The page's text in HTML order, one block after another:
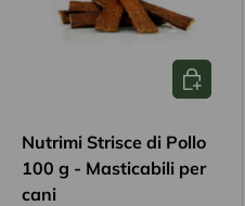
Nutrimi Strisce di Pollo
100 g - Masticabili per
cani